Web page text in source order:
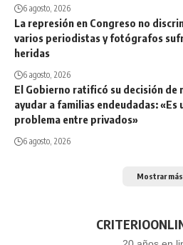
6 agosto, 2026
La represión en Congreso no
varios periodistas y fotógrafos
heridas
6 agosto, 2026
El Gobierno ratificó su decisión de
ayudar a familias endeudadas: «Es
problema entre privados»
6 agosto, 2026
Mostrar más